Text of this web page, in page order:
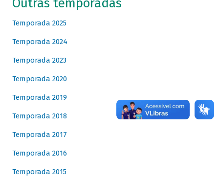
Outras temporadas
Temporada 2025
Temporada 2024
Temporada 2023
Temporada 2020
Temporada 2019
Temporada 2018
Temporada 2017
Temporada 2016
Temporada 2015